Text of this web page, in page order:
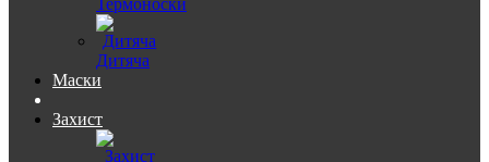
Термоноски
Дитяча
Маски
Захист